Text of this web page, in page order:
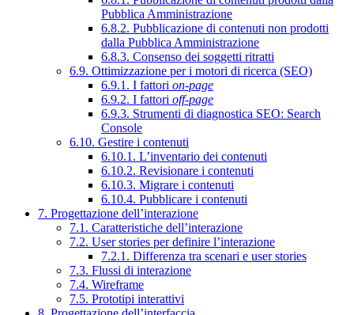
Pubblica Amministrazione
6.8.2. Pubblicazione di contenuti non prodotti
dalla Pubblica Amministrazione
6.8.3. Consenso dei soggetti ritratti
6.9. Ottimizzazione per i motori di ricerca (SEO)
6.9.1. I fattori on-page
6.9.2. I fattori off-page
6.9.3. Strumenti di diagnostica SEO: Search
Console
6.10. Gestire i contenuti
6.10.1. L’inventario dei contenuti
6.10.2. Revisionare i contenuti
6.10.3. Migrare i contenuti
6.10.4. Pubblicare i contenuti
7. Progettazione dell’interazione
7.1. Caratteristiche dell’interazione
7.2. User stories per definire l’interazione
7.2.1. Differenza tra scenari e user stories
7.3. Flussi di interazione
7.4. Wireframe
7.5. Prototipi interattivi